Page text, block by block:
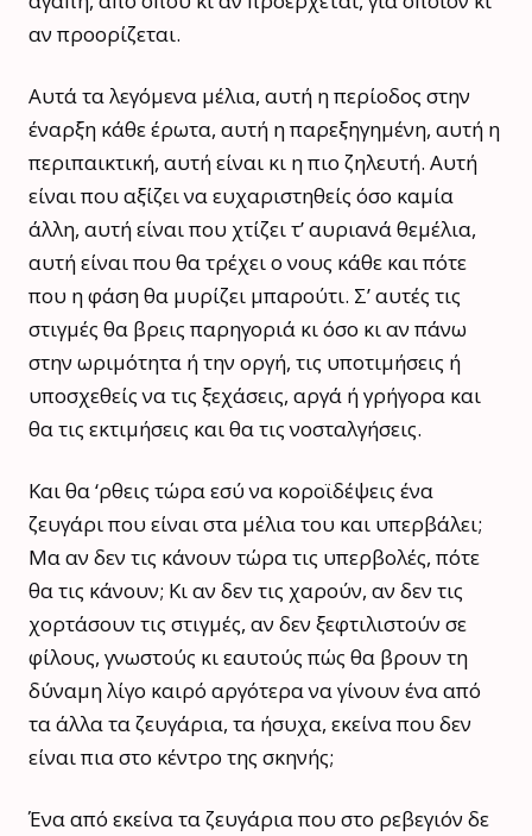
αν προορίζεται.
Αυτά τα λεγόμενα μέλια, αυτή η περίοδος στην
έναρξη κάθε έρωτα, αυτή η παρεξηγημένη, αυτή η
περιπαικτική, αυτή είναι κι η πιο ζηλευτή. Αυτή
είναι που αξίζει να ευχαριστηθείς όσο καμία
άλλη, αυτή είναι που χτίζει τ’ αυριανά θεμέλια,
αυτή είναι που θα τρέχει ο νους κάθε και πότε
που η φάση θα μυρίζει μπαρούτι. Σ’ αυτές τις
στιγμές θα βρεις παρηγοριά κι όσο κι αν πάνω
στην ωριμότητα ή την οργή, τις υποτιμήσεις ή
υποσχεθείς να τις ξεχάσεις, αργά ή γρήγορα και
θα τις εκτιμήσεις και θα τις νοσταλγήσεις.
Και θα ‘ρθεις τώρα εσύ να κοροϊδέψεις ένα
ζευγάρι που είναι στα μέλια του και υπερβάλει;
Μα αν δεν τις κάνουν τώρα τις υπερβολές, πότε
θα τις κάνουν; Κι αν δεν τις χαρούν, αν δεν τις
χορτάσουν τις στιγμές, αν δεν ξεφτιλιστούν σε
φίλους, γνωστούς κι εαυτούς πώς θα βρουν τη
δύναμη λίγο καιρό αργότερα να γίνουν ένα από
τα άλλα τα ζευγάρια, τα ήσυχα, εκείνα που δεν
είναι πια στο κέντρο της σκηνής;
Ένα από εκείνα τα ζευγάρια που στο ρεβεγιόν δε